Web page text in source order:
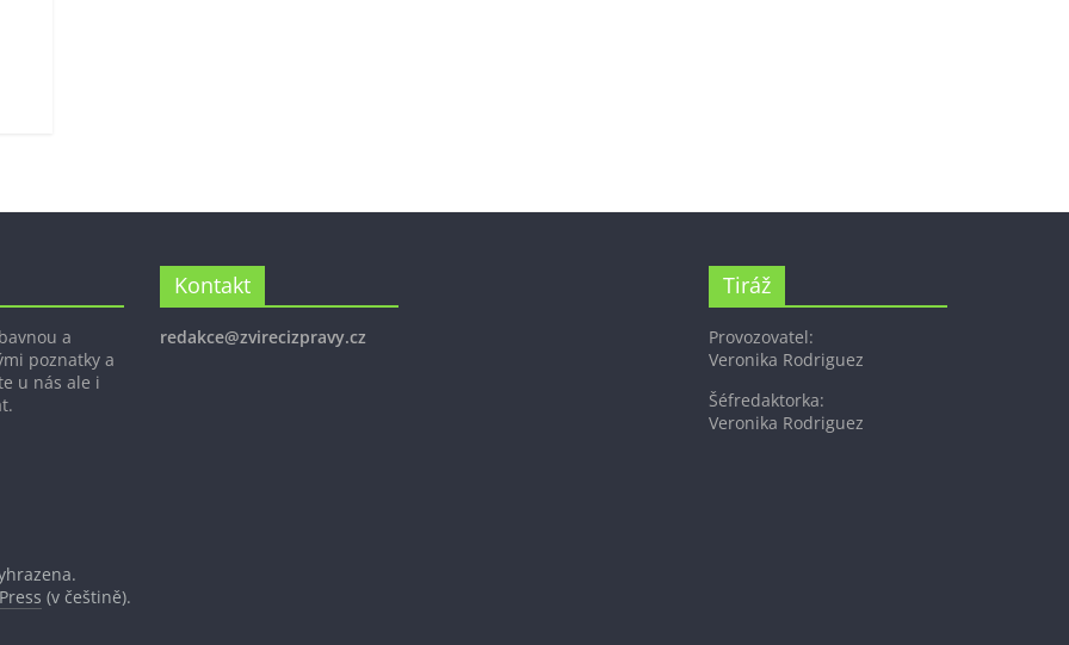
a
poznatky a
u nás ale i
Kontakt
redakce@zvirecizpravy.cz
Tiráž
Provozovatel:
Veronika Rodriguez
Šéfredaktorka:
Veronika Rodriguez
(v češtině).